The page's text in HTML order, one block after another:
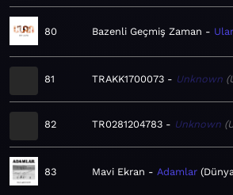
80 Bazenli Geçmiş Zaman
81 TRAKK1700073 Unknown
82 TR0281204783 Unknown
83 Mavi Ekran Adamlar